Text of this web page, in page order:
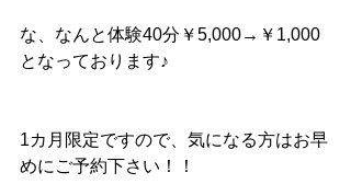
な、なんと体験40分￥5,000→￥1,000
となっております♪
1カ月限定ですので、気になる方はお早
めにご予約下さい！！